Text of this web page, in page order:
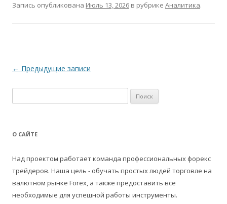
Запись опубликована Июль 13, 2026 в рубрике Аналитика.
Навигация
← Предыдущие записи
а
т
:
О САЙТЕ
Над проектом работает команда профессиональных форекс
трейдеров. Наша цель - обучать простых людей торговле на
валютном рынке Forex, а также предоставить все
необходимые для успешной работы инструменты.